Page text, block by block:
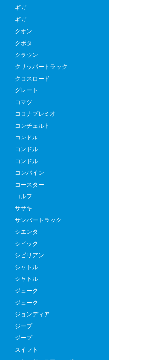
ギガ
ギガ
クオン
クボタ
クラウン
クリッパートラック
クロスロード
グレート
コマツ
コロナプレミオ
コンチェルト
コンドル
コンドル
コンドル
コンバイン
コースター
ゴルフ
ササキ
サンバートラック
シエンタ
シビック
シビリアン
シャトル
シャトル
ジューク
ジューク
ジョンディア
ジープ
ジープ
スイフト